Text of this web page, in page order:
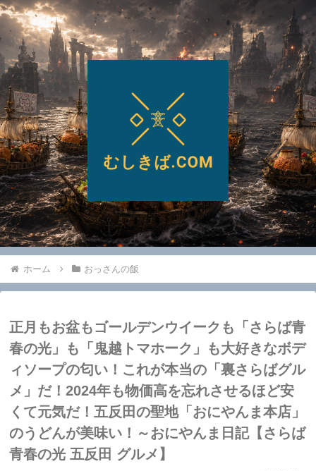
ホーム おっさんの飯
正月もお盆もゴールデンウイークも「さらば青
春の光」も「鬼越トマホーク」も大好きなボデ
ィソープの匂い！これが本当の「裏さらばグル
メ」だ！2024年も物価高を忘れさせるほど安
くて元気だ！五反田の聖地「おにやんま本店」
のうどんが美味い！～おにやんま日記【さらば
青春の光 五反田 グルメ】